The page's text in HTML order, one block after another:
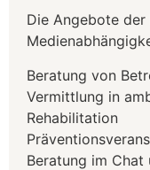
Die Angebote
Beratung von
Vermittlung in
Rehabilitation
Beratung im